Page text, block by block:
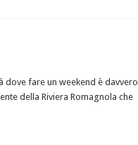
dove fare un weekend è davvero
della Riviera Romagnola che